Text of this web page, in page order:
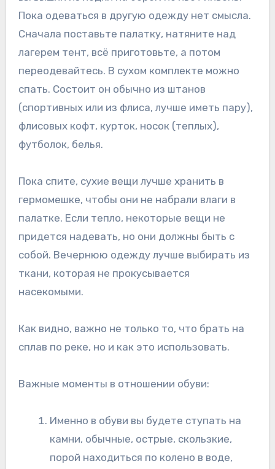
Пока одеваться в другую одежду нет смысла.
Сначала поставьте палатку, натяните над
лагерем тент, всё приготовьте, а потом
переодевайтесь. В сухом комплекте можно
спать. Состоит он обычно из штанов
(спортивных или из флиса, лучше иметь пару),
флисовых кофт, курток, носок (теплых),
футболок, белья.
Пока спите, сухие вещи лучше хранить в
гермомешке, чтобы они не набрали влаги в
палатке. Если тепло, некоторые вещи не
придется надевать, но они должны быть с
собой. Вечернюю одежду лучше выбирать из
ткани, которая не прокусывается
насекомыми.
Как видно, важно не только то, что брать на
сплав по реке, но и как это использовать.
Важные моменты в отношении обуви:
Именно в обуви вы будете ступать на
камни, обычные, острые, скользкие,
порой находиться по колено в воде,